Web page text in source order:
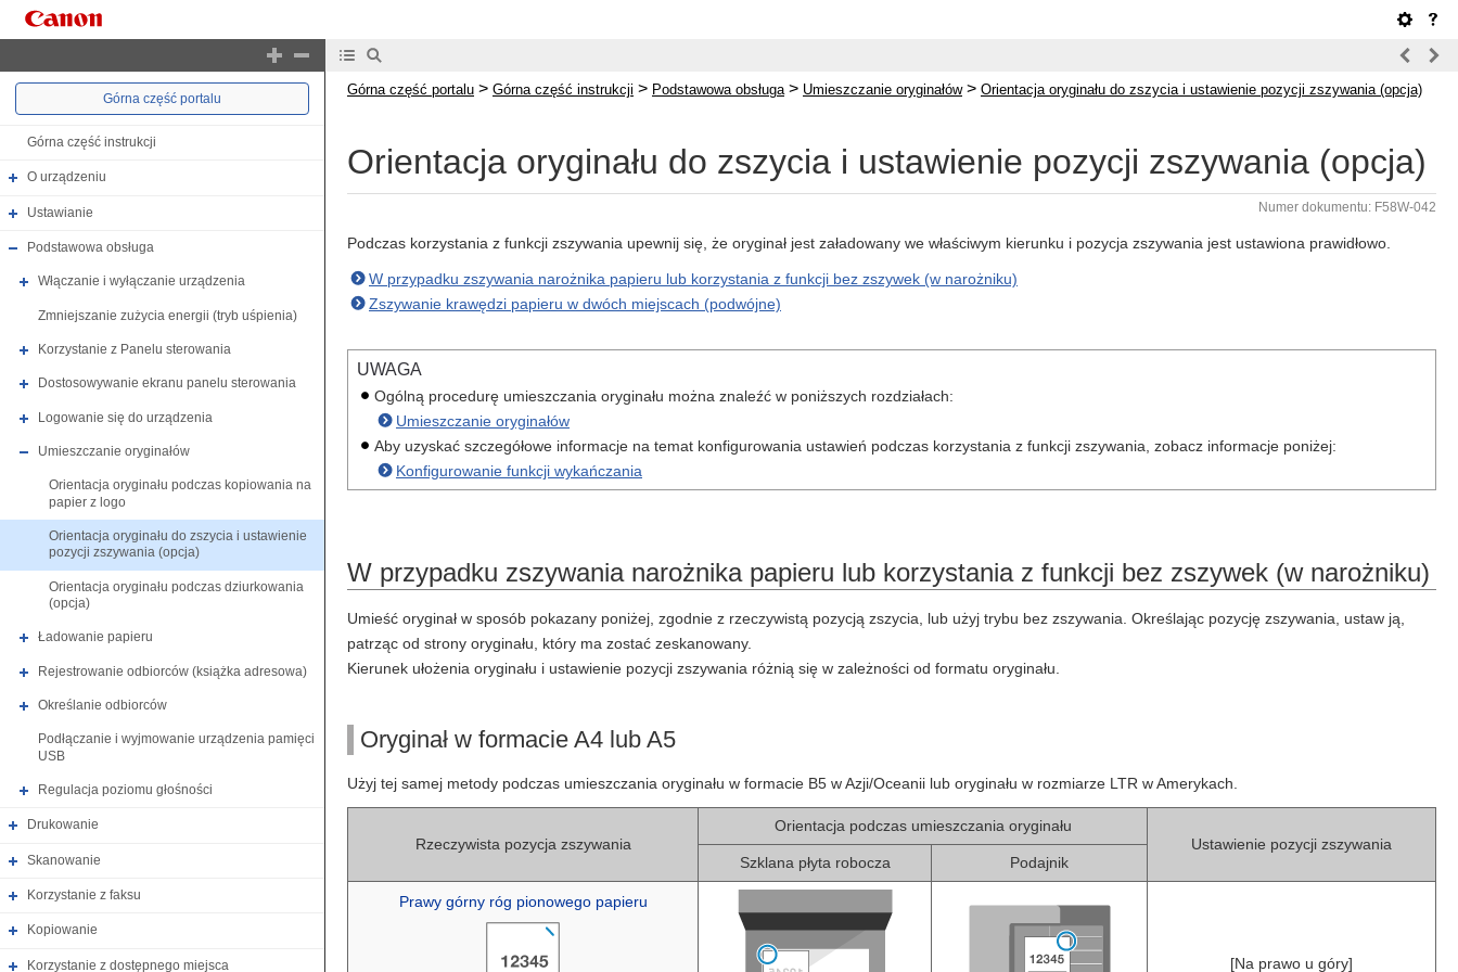
Górna część portalu
Górna część instrukcji
O urządzeniu
Ustawianie
Podstawowa obsługa
Włączanie i wyłączanie urządzenia
Zmniejszanie zużycia energii (tryb uśpienia)
Korzystanie z Panelu sterowania
Dostosowywanie ekranu panelu sterowania
Logowanie się do urządzenia
Umieszczanie oryginałów
Orientacja oryginału podczas kopiowania na
papier z logo
Orientacja oryginału do zszycia i ustawienie
pozycji zszywania (opcja)
Orientacja oryginału podczas dziurkowania
(opcja)
Ładowanie papieru
Rejestrowanie odbiorców (książka adresowa)
Określanie odbiorców
Podłączanie i wyjmowanie urządzenia pamięci
USB
Regulacja poziomu głośności
Drukowanie
Skanowanie
Korzystanie z faksu
Kopiowanie
Korzystanie z dostępnego miejsca
Górna część portalu > Górna część instrukcji > Podstawowa obsługa > Umieszczanie oryginałów> Orientacja oryginału do zszycia i ustawienie pozycji zszywania (opcja)
Orientacja oryginału do zszycia i ustawienie pozycji zszywania (opcja)
Numer dokumentu: F58W-042
Podczas korzystania z funkcji zszywania upewnij się, że oryginał jest załadowany we właściwym kierunku i pozycja zszywania jest ustawiona prawidłowo.
W przypadku zszywania narożnika papieru lub korzystania z funkcji bez zszywek (w narożniku)
Zszywanie krawędzi papieru w dwóch miejscach (podwójne)
UWAGA
Ogólną procedurę umieszczania oryginału można znaleźć w poniższych rozdziałach:
Umieszczanie oryginałów
Aby uzyskać szczegółowe informacje na temat konfigurowania ustawień podczas korzystania z funkcji zszywania, zobacz informacje poniżej:
Konfigurowanie funkcji wykańczania
W przypadku zszywania narożnika papieru lub korzystania z funkcji bez zszywek (w narożniku)
Umieść oryginał w sposób pokazany poniżej, zgodnie z rzeczywistą pozycją zszycia, lub użyj trybu bez zszywania. Określając pozycję zszywania, ustaw ją,
patrząc od strony oryginału, który ma zostać zeskanowany.
Kierunek ułożenia oryginału i ustawienie pozycji zszywania różnią się w zależności od formatu oryginału.
Oryginał w formacie A4 lub A5
Użyj tej samej metody podczas umieszczania oryginału w formacie B5 w Azji/Oceanii lub oryginału w rozmiarze LTR w Amerykach.
Rzeczywista pozycja zszywania
Orientacja podczas umieszczania oryginału
Ustawienie pozycji zszywania
Szklana płyta robocza
Podajnik
Prawy górny róg pionowego papieru
[Na prawo u góry]